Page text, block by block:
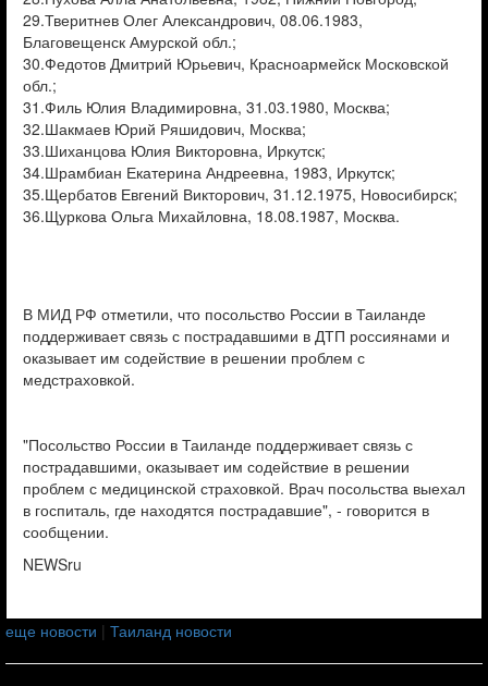
29.Тверитнев Олег Александрович, 08.06.1983,
Благовещенск Амурской обл.;
30.Федотов Дмитрий Юрьевич, Красноармейск Московской
обл.;
31.Филь Юлия Владимировна, 31.03.1980, Москва;
32.Шакмаев Юрий Ряшидович, Москва;
33.Шиханцова Юлия Викторовна, Иркутск;
34.Шрамбиан Екатерина Андреевна, 1983, Иркутск;
35.Щербатов Евгений Викторович, 31.12.1975, Новосибирск;
36.Щуркова Ольга Михайловна, 18.08.1987, Москва.
В МИД РФ отметили, что посольство России в Таиланде
поддерживает связь с пострадавшими в ДТП россиянами и
оказывает им содействие в решении проблем с
медстраховкой.
"Посольство России в Таиланде поддерживает связь с
пострадавшими, оказывает им содействие в решении
проблем с медицинской страховкой. Врач посольства выехал
в госпиталь, где находятся пострадавшие", - говорится в
сообщении.
NEWSru
еще новости | Таиланд новости